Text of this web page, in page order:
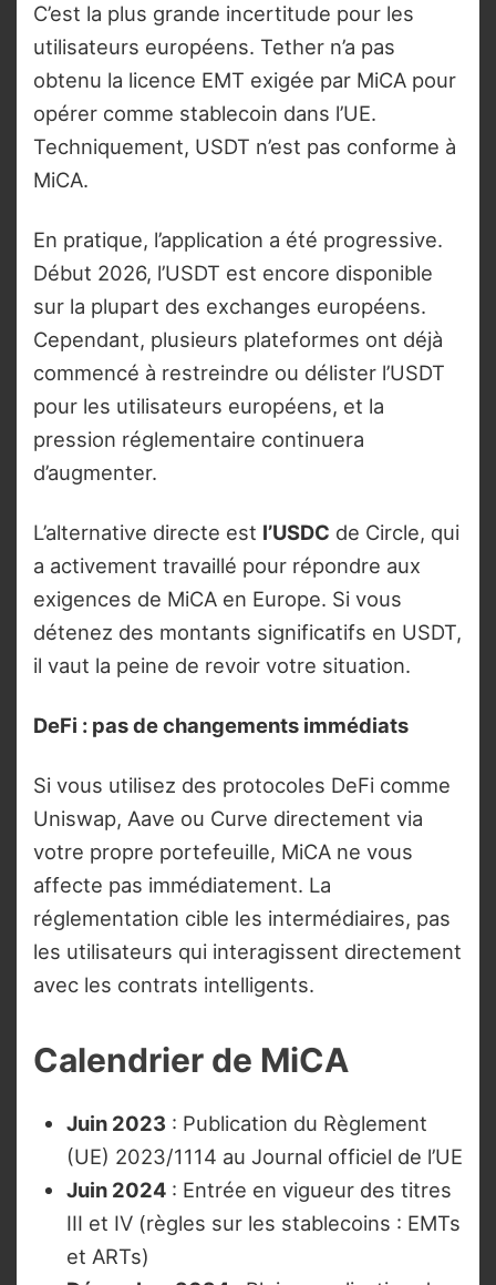
C’est la plus grande incertitude pour les
utilisateurs européens. Tether n’a pas
obtenu la licence EMT exigée par MiCA pour
opérer comme stablecoin dans l’UE.
Techniquement, USDT n’est pas conforme à
MiCA.
En pratique, l’application a été progressive.
Début 2026, l’USDT est encore disponible
sur la plupart des exchanges européens.
Cependant, plusieurs plateformes ont déjà
commencé à restreindre ou délister l’USDT
pour les utilisateurs européens, et la
pression réglementaire continuera
d’augmenter.
L’alternative directe est l’USDC de Circle, qui
a activement travaillé pour répondre aux
exigences de MiCA en Europe. Si vous
détenez des montants significatifs en USDT,
il vaut la peine de revoir votre situation.
DeFi : pas de changements immédiats
Si vous utilisez des protocoles DeFi comme
Uniswap, Aave ou Curve directement via
votre propre portefeuille, MiCA ne vous
affecte pas immédiatement. La
réglementation cible les intermédiaires, pas
les utilisateurs qui interagissent directement
avec les contrats intelligents.
Calendrier de MiCA
Juin 2023 : Publication du Règlement
(UE) 2023/1114 au Journal officiel de l’UE
Juin 2024 : Entrée en vigueur des titres
III et IV (règles sur les stablecoins : EMTs
et ARTs)